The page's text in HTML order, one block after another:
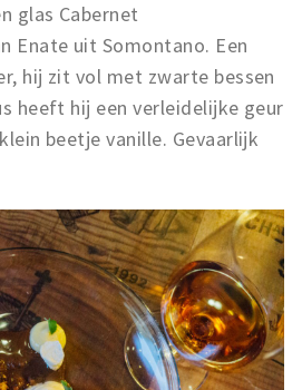
glas Cabernet
Enate uit Somontano. Een
hij zit vol met zwarte bessen
heeft hij een verleidelijke geur
beetje vanille. Gevaarlijk